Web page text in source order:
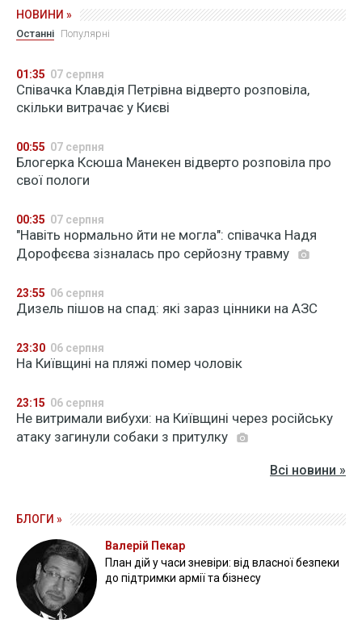
НОВИНИ »
Останні Популярні
01:35 07 серпня
Співачка Клавдія Петрівна відверто розповіла,
скільки витрачає у Києві
00:55 07 серпня
Блогерка Ксюша Манекен відверто розповіла про
свої пологи
00:35 07 серпня
"Навіть нормально йти не могла": співачка Надя
Дорофєєва зізналась про серйозну травму
23:55 06 серпня
Дизель пішов на спад: які зараз цінники на АЗС
23:30 06 серпня
На Київщині на пляжі помер чоловік
23:15 06 серпня
Не витримали вибухи: на Київщині через російську
атаку загинули собаки з притулку
Всі новини »
БЛОГИ »
Валерій Пекар
План дій у часи зневіри: від власної безпеки
до підтримки армії та бізнесу